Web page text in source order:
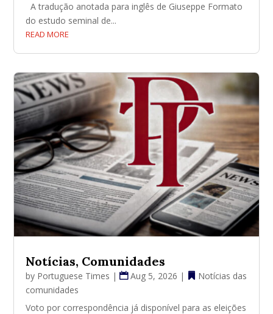
A tradução anotada para inglês de Giuseppe Formato
do estudo seminal de...
READ MORE
Notícias, Comunidades
by Portuguese Times | Aug 5, 2026 |
Notícias das
comunidades
Voto por correspondência já disponível para as eleições